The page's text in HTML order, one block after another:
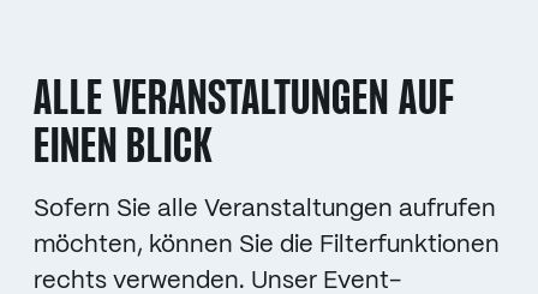
ALLE VERANSTALTUNGEN AUF
EINEN BLICK
Sofern Sie alle Veranstaltungen aufrufen
möchten, können Sie die Filterfunktionen
rechts verwenden. Unser Event-